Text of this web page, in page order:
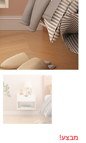
מבצע!